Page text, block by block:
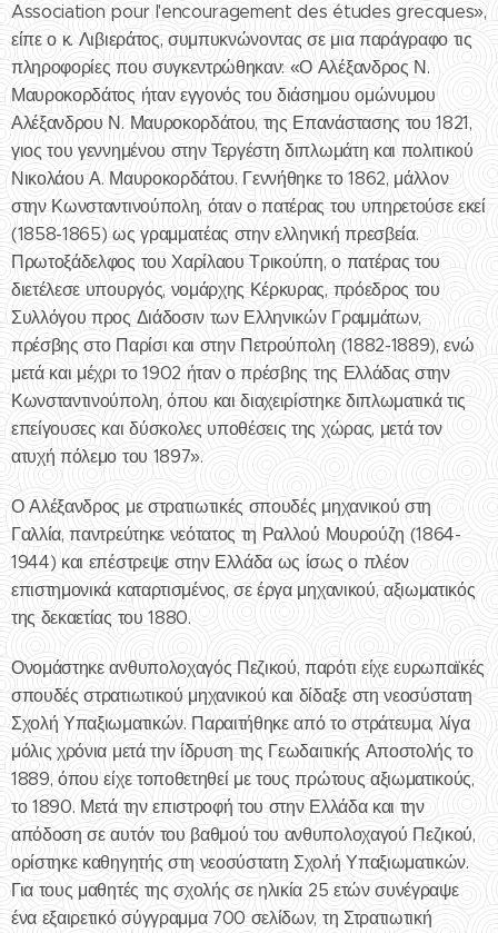
Association pour l'encouragement des études grecques»,
είπε ο κ. Λιβιεράτος, συμπυκνώνοντας σε μια παράγραφο τις
πληροφορίες που συγκεντρώθηκαν: «Ο Αλέξανδρος Ν.
Μαυροκορδάτος ήταν εγγονός του διάσημου ομώνυμου
Αλέξανδρου Ν. Μαυροκορδάτου, της Επανάστασης του 1821,
γιος του γεννημένου στην Τεργέστη διπλωμάτη και πολιτικού
Νικολάου Α. Μαυροκορδάτου. Γεννήθηκε το 1862, μάλλον
στην Κωνσταντινούπολη, όταν ο πατέρας του υπηρετούσε εκεί
(1858-1865) ως γραμματέας στην ελληνική πρεσβεία.
Πρωτοξάδελφος του Χαρίλαου Τρικούπη, ο πατέρας του
διετέλεσε υπουργός, νομάρχης Κέρκυρας, πρόεδρος του
Συλλόγου προς Διάδοσιν των Ελληνικών Γραμμάτων,
πρέσβης στο Παρίσι και στην Πετρούπολη (1882-1889), ενώ
μετά και μέχρι το 1902 ήταν ο πρέσβης της Ελλάδας στην
Κωνσταντινούπολη, όπου και διαχειρίστηκε διπλωματικά τις
επείγουσες και δύσκολες υποθέσεις της χώρας, μετά τον
ατυχή πόλεμο του 1897».
Ο Αλέξανδρος με στρατιωτικές σπουδές μηχανικού στη
Γαλλία, παντρεύτηκε νεότατος τη Ραλλού Μουρούζη (1864-
1944) και επέστρεψε στην Ελλάδα ως ίσως ο πλέον
επιστημονικά καταρτισμένος, σε έργα μηχανικού, αξιωματικός
της δεκαετίας του 1880.
Ονομάστηκε ανθυπολοχαγός Πεζικού, παρότι είχε ευρωπαϊκές
σπουδές στρατιωτικού μηχανικού και δίδαξε στη νεοσύστατη
Σχολή Υπαξιωματικών. Παραιτήθηκε από το στράτευμα, λίγα
μόλις χρόνια μετά την ίδρυση της Γεωδαιτικής Αποστολής το
1889, όπου είχε τοποθετηθεί με τους πρώτους αξιωματικούς,
το 1890. Μετά την επιστροφή του στην Ελλάδα και την
απόδοση σε αυτόν του βαθμού του ανθυπολοχαγού Πεζικού,
ορίστηκε καθηγητής στη νεοσύστατη Σχολή Υπαξιωματικών.
Για τους μαθητές της σχολής σε ηλικία 25 ετών συνέγραψε
ένα εξαιρετικό σύγγραμμα 700 σελίδων, τη Στρατιωτική